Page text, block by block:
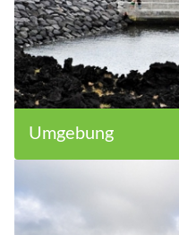
Umgebung